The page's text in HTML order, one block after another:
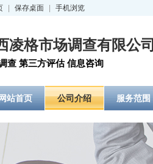
保存桌面 手机浏览
凌格市场调查有限公司
查 第三方评估 信息咨询
网站首页 公司介绍 服务范围